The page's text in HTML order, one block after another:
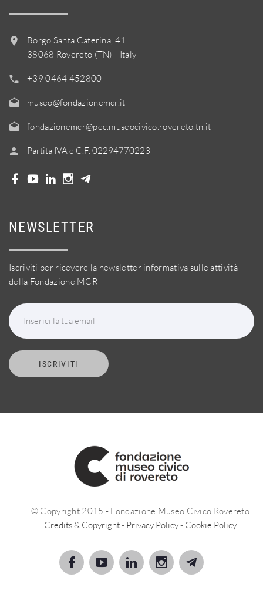
Borgo Santa Caterina, 41
38068 Rovereto (TN) - Italy
+39 0464 452800
museo@fondazionemcr.it
fondazionemcr@pec.museocivico.rovereto.tn.it
Partita IVA e C.F. 02294770223
NEWSLETTER
Iscriviti per ricevere la newsletter informativa sulle attività
della Fondazione MCR
Inserici la tua email
ISCRIVITI
© Copyright 2015 - Fondazione Museo Civico Rovereto
Credits & Copyright- Privacy Policy- Cookie Policy